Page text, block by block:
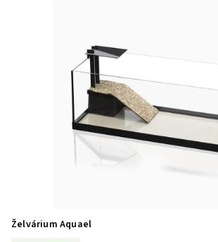
Želvárium Aquael